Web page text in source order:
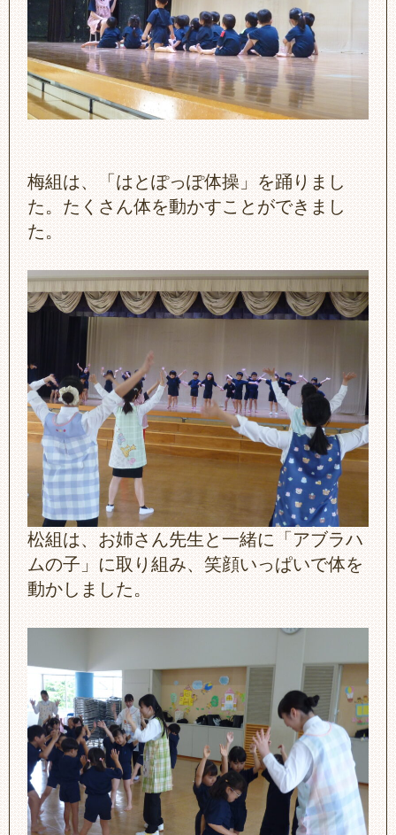
梅組は、「はとぽっぽ体操」を踊りまし
た。たくさん体を動かすことができまし
た。
松組は、お姉さん先生と一緒に「アブラハ
ムの子」に取り組み、笑顔いっぱいで体を
動かしました。